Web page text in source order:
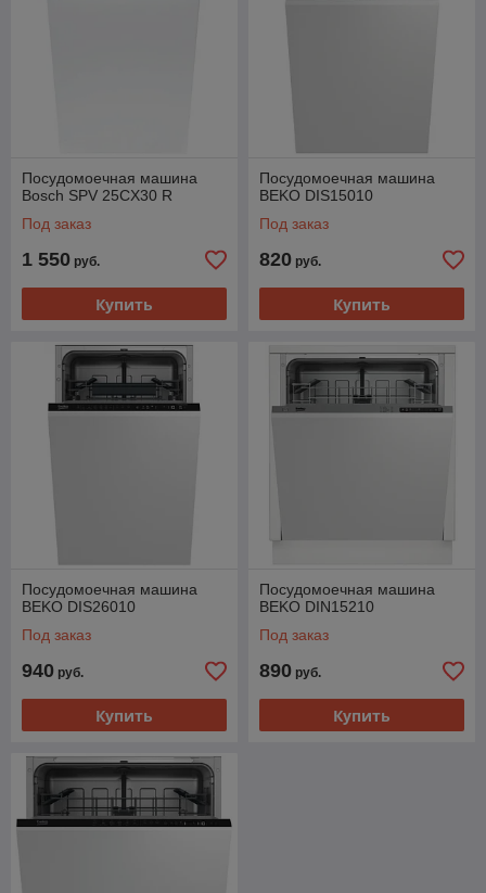
Посудомоечная машина
Bosch SPV 25CX30 R
Под заказ
1 550 руб.
Купить
Посудомоечная машина
BEKO DIS15010
Под заказ
820 руб.
Купить
Посудомоечная машина
BEKO DIS26010
Под заказ
940 руб.
Купить
Посудомоечная машина
BEKO DIN15210
Под заказ
890 руб.
Купить